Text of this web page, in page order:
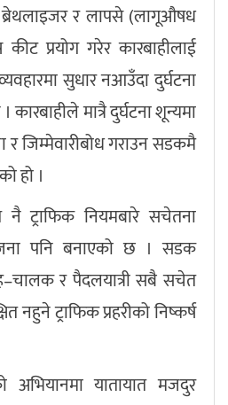
ब्रेथलाइजर र लापसे (लागूऔषध
प्रयोग गरेर कारबाहीलाई
सुधार नआउँदा दुर्घटना
मात्रै दुर्घटना शून्यमा
र जिम्मेवारीबोध गराउन सडकमै
हो ।
नै ट्राफिक नियमबारे सचेतना
पनि बनाएको छ । सडक
र पैदलयात्री सबै सचेत
नहुने ट्राफिक प्रहरीको निष्कर्ष
अभियानमा यातायात मजदुर